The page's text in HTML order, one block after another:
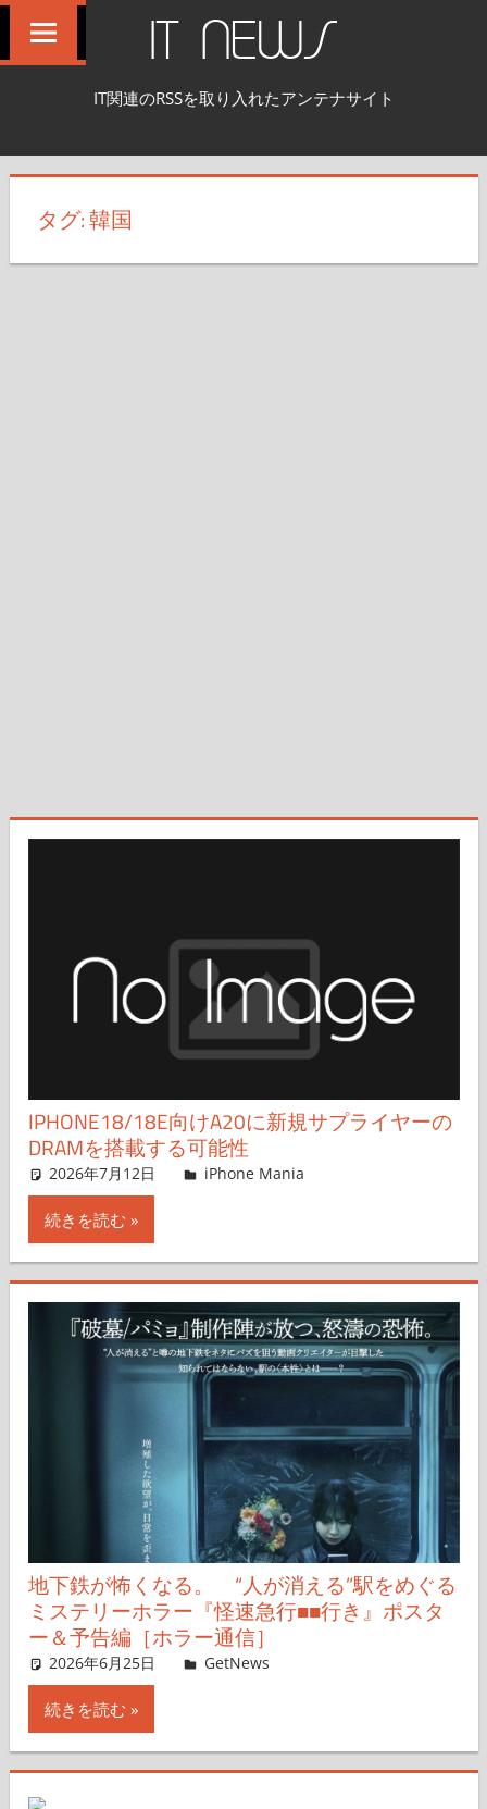
へ
ッ
IT NEWS
IT関連のRSSを取り入れたアンテナサイト
タグ:韓国
IPHONE18/18E向けA20に新規サプライヤーの
DRAMを搭載する可能性
2026年7月12日 FT729
iPhone Mania
続きを読む
地下鉄が怖くなる。 “人が消える”駅をめぐる
ミステリーホラー『怪速急行■■行き』ポスタ
ー＆予告編［ホラー通信］
2026年6月25日 レイナス
GetNews
続きを読む